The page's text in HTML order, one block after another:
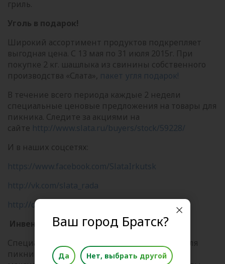
гриль.
Уголь в подарок!
Широкий ассортимент продуктов подкрепляет
выгодная цена. С 13 мая по 31 июля 2015г. При
покупке 2 кг. шашлыка из свинины собственного
производства «Слата», пакет угля подарок!
В течение всего периода каждые 2 недели
специальные ценовые предложения на товары для
пикника. Следите за акциями на
сайте http://www.slata.ru/buyers/stock/59228/
И в наших соцсетях:
https://www.facebook.com/SlataIrkutsk
http://vk.com/slata_rada
http://ok.ru/slataofits
Инвентарь.
Специально организованное пространство для
пикника в супермаркетах Слата, сделано для
Ваш город Братск?
Да Нет, выбрать другой